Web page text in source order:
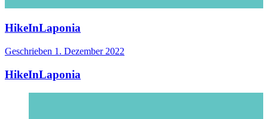
HikeInLaponia
Geschrieben 1. Dezember 2022
HikeInLaponia